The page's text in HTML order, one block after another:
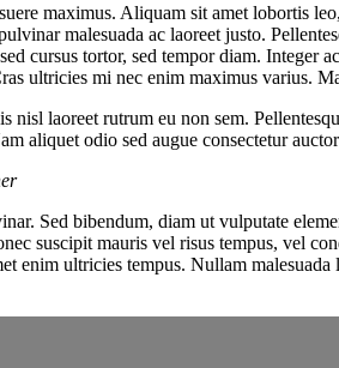
maximus. Aliquam sit amet lobortis
malesuada ac laoreet justo.
cursus tortor, sed tempor diam. Integer
ultricies mi nec enim maximus varius.
nisl laoreet rutrum eu non sem.
aliquet odio sed augue consectetur
Sed bibendum, diam ut vulputate
suscipit mauris vel risus tempus, vel
enim ultricies tempus. Nullam